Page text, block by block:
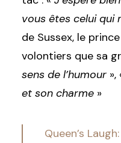
vous êtes celui qui
de Sussex, le
volontiers que sa
sens de l’humour »,
et son charme »
Queen’s